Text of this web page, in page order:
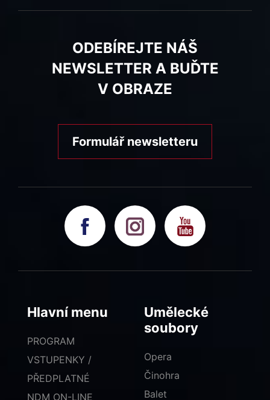
ODEBÍREJTE NÁŠ
NEWSLETTER A BUĎTE
V OBRAZE
Formulář newsletteru
Hlavní menu
PROGRAM
VSTUPENKY /
PŘEDPLATNÉ
NDM ON-LINE
Umělecké
soubory
Opera
Činohra
Balet